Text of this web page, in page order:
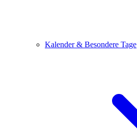
Kalender & Besondere Tage